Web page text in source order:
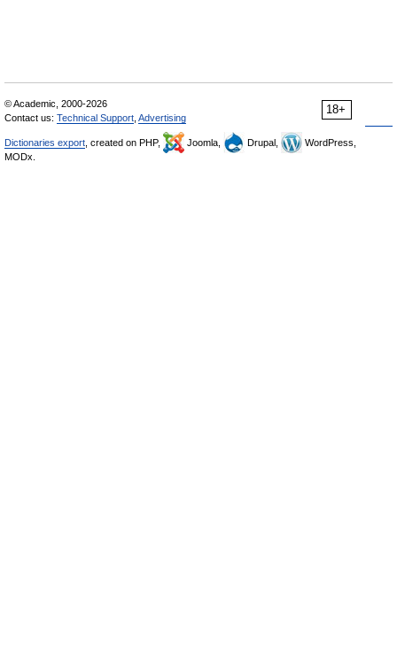
18+
© Academic, 2000-2026
Contact us: Technical Support Advertising
Dictionaries export , created on PHP, Joomla, Drupal,
WordPress,
MODx.